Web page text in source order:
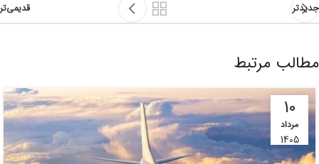
جدیدتر قدیمی‌تر
مطالب مرتبط
10
مرداد
1405